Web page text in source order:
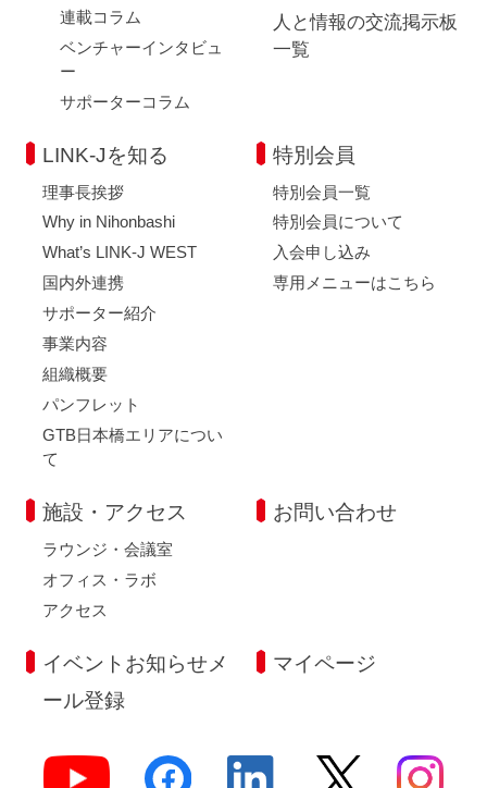
連載コラム
ベンチャーインタビュ
ー
サポーターコラム
人と情報の交流掲示板
一覧
LINK-Jを知る
理事長挨拶
Why in Nihonbashi
What’s LINK-J WEST
国内外連携
サポーター紹介
事業内容
組織概要
パンフレット
GTB日本橋エリアについ
て
特別会員
特別会員一覧
特別会員について
入会申し込み
専用メニューはこちら
施設・アクセス
ラウンジ・会議室
オフィス・ラボ
アクセス
お問い合わせ
イベントお知らせメ
ール登録
マイページ